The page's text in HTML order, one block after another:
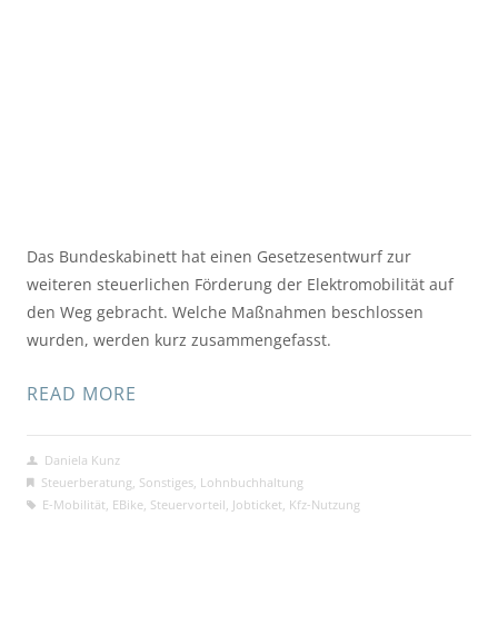
Das Bundeskabinett hat einen Gesetzesentwurf zur
weiteren steuerlichen Förderung der Elektromobilität auf
den Weg gebracht. Welche Maßnahmen beschlossen
wurden, werden kurz zusammengefasst.
READ MORE
Daniela Kunz
Steuerberatung Sonstiges, Lohnbuchhaltung
E-Mobilität EBike, Steuervorteil Jobticket Kfz-Nutzung